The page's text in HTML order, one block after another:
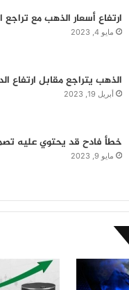
ارتفاع أسعار الذهب مع تراجع
مايو 4, 2023
الذهب يتراجع مقابل ارتفاع
أبريل 19, 2023
خطأ فادح قد يحتوي عليه
مايو 9, 2023